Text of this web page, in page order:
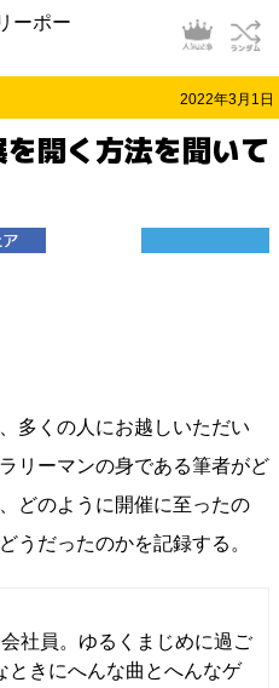
2022年3月1日
開く方法を聞いて
多くの人にお越しいただい
リーマンの身である筆者がど
どのように開催に至ったの
うだったのかを記録する。
社員。ゆるくまじめに過ご
ときにへんな曲とへんなゲ